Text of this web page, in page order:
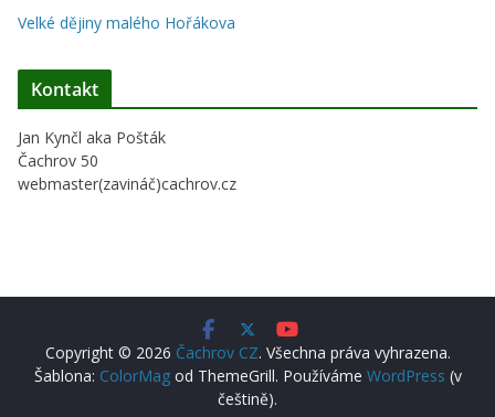
Velké dějiny malého Hořákova
Kontakt
Jan Kynčl aka Pošták
Čachrov 50
webmaster(zavináč)cachrov.cz
Copyright © 2026 Čachrov CZ. Všechna práva vyhrazena.
Šablona: ColorMagod ThemeGrill. Používáme WordPress (v
češtině).